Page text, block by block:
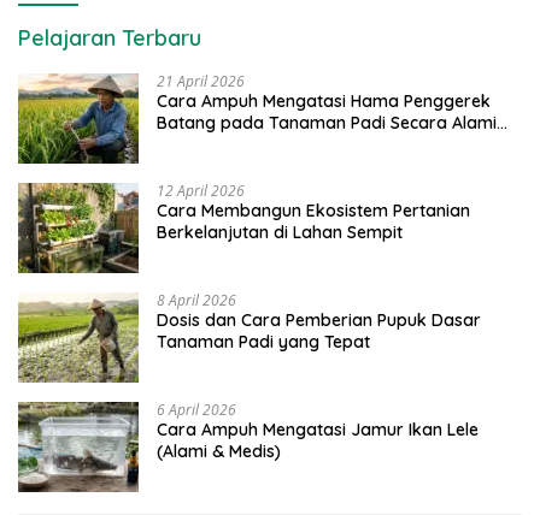
Pelajaran Terbaru
21 April 2026
Cara Ampuh Mengatasi Hama Penggerek
Batang pada Tanaman Padi Secara Alami
12 April 2026
Cara Membangun Ekosistem Pertanian
Berkelanjutan di Lahan Sempit
8 April 2026
Dosis dan Cara Pemberian Pupuk Dasar
Tanaman Padi yang Tepat
6 April 2026
Cara Ampuh Mengatasi Jamur Ikan Lele
(Alami & Medis)